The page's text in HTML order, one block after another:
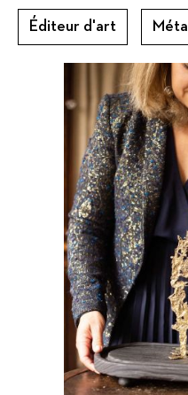
Éditeur d'art Métal